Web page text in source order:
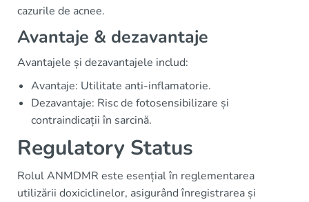
cazurile de acnee.
Avantaje & dezavantaje
Avantajele și dezavantajele includ:
Avantaje: Utilitate anti-inflamatorie.
Dezavantaje: Risc de fotosensibilizare și
contraindicații în sarcină.
Regulatory Status
Rolul ANMDMR este esențial în reglementarea
utilizării doxiciclinelor, asigurând înregistrarea și